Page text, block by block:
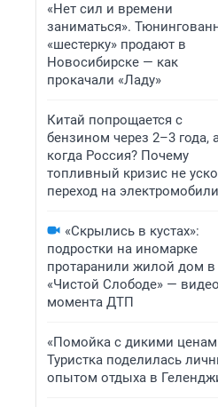
«Нет сил и времени
заниматься».
«шестерку» продают в
Новосибирске — как
прокачали «Ладу»
Китай попрощается с
бензином через 2–3 года,
когда Россия? Почему
топливный кризис не
переход на электромобили
«Скрылись в кустах»:
подростки на иномарке
протаранили жилой дом в
«Чистой Слободе» — видео
момента ДТП
«Помойка с дикими
Туристка поделилась
опытом отдыха в